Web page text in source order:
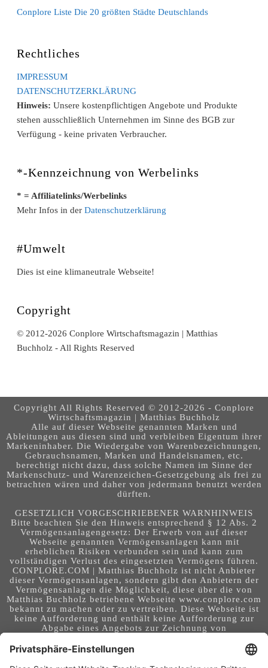
Conplore Liste Die 20 größten Städte Deutschlands
Rechtliches
IMPRESSUM
DATENSCHUTZERKLÄRUNG
Hinweis: Unsere kostenpflichtigen Angebote und Produkte
stehen ausschließlich Unternehmen im Sinne des BGB zur
Verfügung - keine privaten Verbraucher.
*-Kennzeichnung von Werbelinks
* = Affiliatelinks/Werbelinks
Mehr Infos in derDatenschutzerklärung
#Umwelt
Dies ist eine klimaneutrale Webseite!
Copyright
© 2012-2026 Conplore Wirtschaftsmagazin | Matthias
Buchholz - All Rights Reserved
Copyright All Rights Reserved © 2012-2026 - Conplore
Wirtschaftsmagazin | Matthias Buchholz
Alle auf dieser Webseite genannten Marken und
Ableitungen aus diesen sind und verbleiben Eigentum ihrer
Markeninhaber. Die Wiedergabe von Warenbezeichnungen,
Gebrauchsnamen, Marken und Handelsnamen, etc.
berechtigt nicht dazu, dass solche Namen im Sinne der
Markenschutz- und Warenzeichen-Gesetzgebung als frei zu
betrachten wären und daher von jedermann benutzt werden
dürften.
GESETZLICH VORGESCHRIEBENER WARNHINWEIS
Bitte beachten Sie den Hinweis entsprechend § 12 Abs. 2
Vermögensanlagengesetz: Der Erwerb von auf dieser
Webseite genannten Vermögensanlagen kann mit
erheblichen Risiken verbunden sein und kann zum
vollständigen Verlust des eingesetzten Vermögens führen.
CONPLORE.COM | Matthias Buchholz ist nicht Anbieter
dieser Vermögensanlagen, sondern gibt den Anbietern der
Vermögensanlagen die Möglichkeit, diese über die von
Matthias Buchholz betriebene Webseite www.conplore.com
bekannt zu machen oder zu vertreiben. Diese Webseite ist
keine Aufforderung und enthält keine Aufforderung zur
Abgabe eines Angebots zur Zeichnung von
über Vermögensanlagen. Die Webseite richtet sich an ein
internationales Publikum. Sie stellt keine Beratung,